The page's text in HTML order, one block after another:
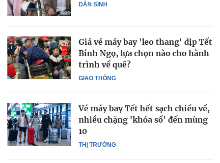
DÂN SINH
GIAO THÔNG
Giá vé máy bay 'leo thang' dịp Tết
Bính Ngọ, lựa chọn nào cho hành
trình về quê?
THỊ TRƯỜNG
Vé máy bay Tết hết sạch chiều về,
nhiều chặng 'khóa sổ' đến mùng
10